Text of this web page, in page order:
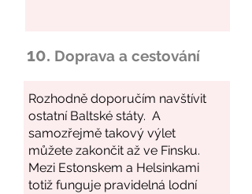
10. Doprava a cestování